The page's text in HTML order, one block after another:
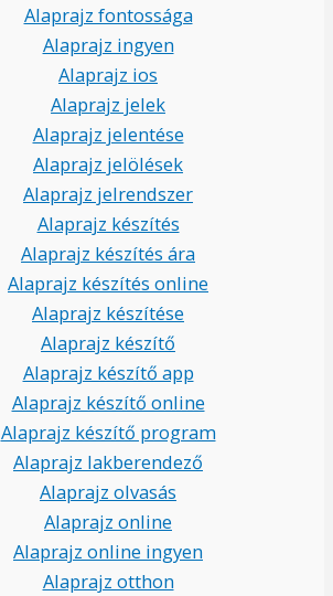
Alaprajz fontossága
Alaprajz ingyen
Alaprajz ios
Alaprajz jelek
Alaprajz jelentése
Alaprajz jelölések
Alaprajz jelrendszer
Alaprajz készítés
Alaprajz készítés ára
Alaprajz készítés online
Alaprajz készítése
Alaprajz készítő
Alaprajz készítő app
Alaprajz készítő online
Alaprajz készítő program
Alaprajz lakberendező
Alaprajz olvasás
Alaprajz online
Alaprajz online ingyen
Alaprajz otthon